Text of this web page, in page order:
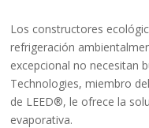
Los constructores
refrigeración
excepcional no necesitan
Technologies, miembro
de LEED®, le ofrece la
evaporativa.